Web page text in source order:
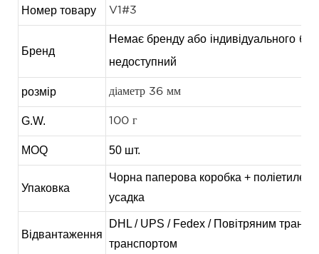
Номер товару V1#3
Бренд
Немає бренду або індивідуального
недоступний
розмір діаметр 36 мм
G.W. 100 г
MOQ 50 шт.
Упаковка
Чорна паперова коробка +
усадка
Відвантаження
DHL / UPS / Fedex / Повітряним
транспортом